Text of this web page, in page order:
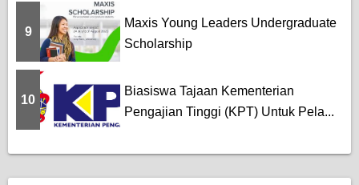
9
Maxis Young Leaders Undergraduate
Scholarship
10
Biasiswa Tajaan Kementerian
Pengajian Tinggi (KPT) Untuk Pela...